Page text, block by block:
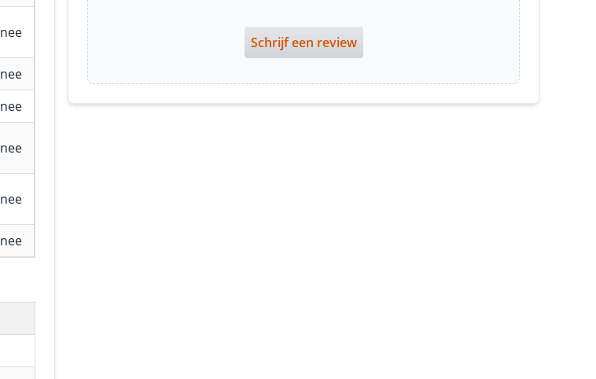
nee
nee
nee
nee
nee
nee
Schrijf een review